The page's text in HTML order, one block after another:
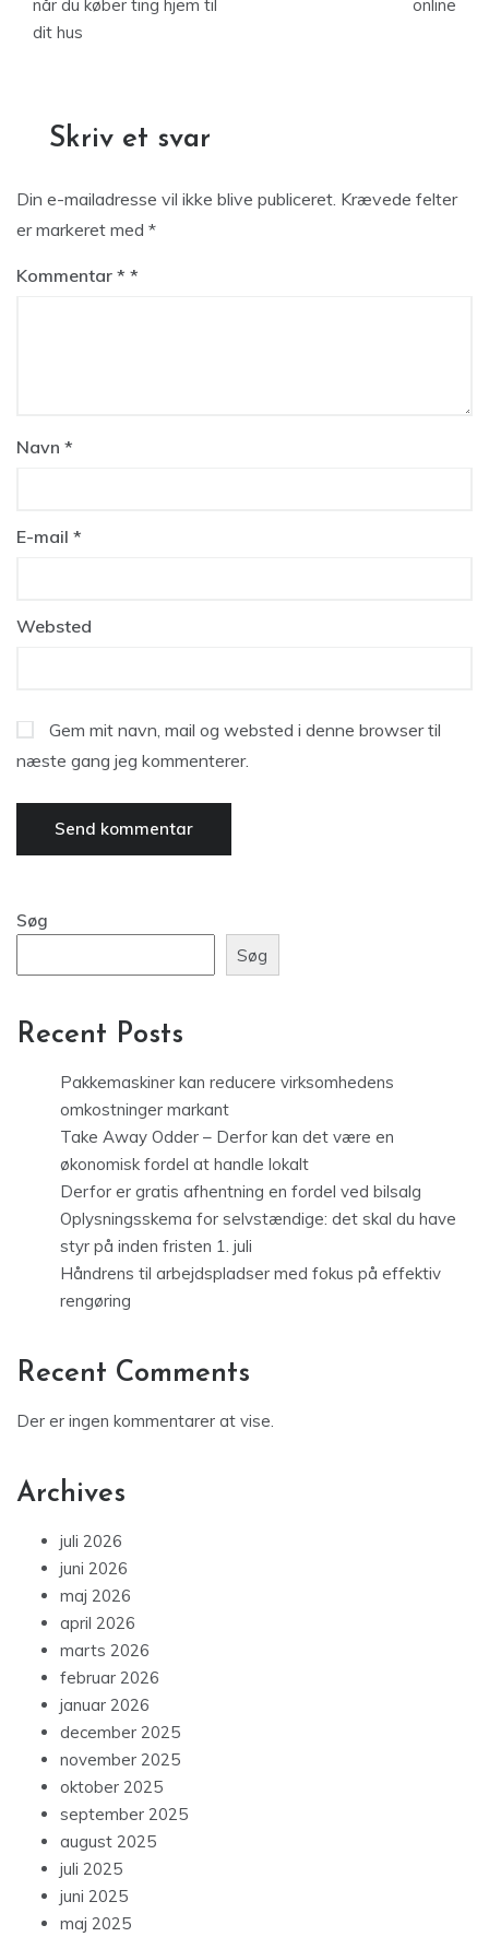
når du køber ting hjem til
dit hus
online
Skriv et svar
Din e-mailadresse vil ikke blive publiceret. Krævede felter
er markeret med *
Kommentar *
Navn *
E-mail *
Websted
Gem mit navn, mail og websted i denne browser til
næste gang jeg kommenterer.
Søg
Søg
Recent Posts
Pakkemaskiner kan reducere virksomhedens
omkostninger markant
Take Away Odder – Derfor kan det være en
økonomisk fordel at handle lokalt
Derfor er gratis afhentning en fordel ved bilsalg
Oplysningsskema for selvstændige: det skal du have
styr på inden fristen 1. juli
Håndrens til arbejdspladser med fokus på effektiv
rengøring
Recent Comments
Der er ingen kommentarer at vise.
Archives
juli 2026
juni 2026
maj 2026
april 2026
marts 2026
februar 2026
januar 2026
december 2025
november 2025
oktober 2025
september 2025
august 2025
juli 2025
juni 2025
maj 2025